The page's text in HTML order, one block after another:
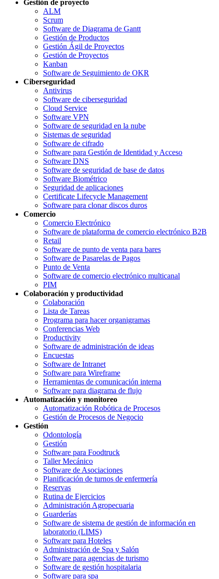
Gestión de proyecto
ALM
Scrum
Software de Diagrama de Gantt
Gestión de Productos
Gestión Ágil de Proyectos
Gestión de Proyectos
Kanban
Software de Seguimiento de OKR
Ciberseguridad
Antivirus
Software de ciberseguridad
Cloud Service
Software VPN
Software de seguridad en la nube
Sistemas de seguridad
Software de cifrado
Software para Gestión de Identidad y Acceso
Software DNS
Software de seguridad de base de datos
Software Biométrico
Seguridad de aplicaciones
Certificate Lifecycle Management
Software para clonar discos duros
Comercio
Comercio Electrónico
Software de plataforma de comercio electrónico B2B
Retail
Software de punto de venta para bares
Software de Pasarelas de Pagos
Punto de Venta
Software de comercio electrónico multicanal
PIM
Colaboración y productividad
Colaboración
Lista de Tareas
Programa para hacer organigramas
Conferencias Web
Productivity
Software de administración de ideas
Encuestas
Software de Intranet
Software para Wireframe
Herramientas de comunicación interna
Software para diagrama de flujo
Automatización y monitoreo
Automatización Robótica de Procesos
Gestión de Procesos de Negocio
Gestión
Odontología
Gestión
Software para Foodtruck
Taller Mecánico
Software de Asociaciones
Planificación de turnos de enfermería
Reservas
Rutina de Ejercicios
Administración Agropecuaria
Guarderías
Software de sistema de gestión de información en
laboratorio (LIMS)
Software para Hoteles
Administración de Spa y Salón
Software para agencias de turismo
Software de gestión hospitalaria
Software para spa